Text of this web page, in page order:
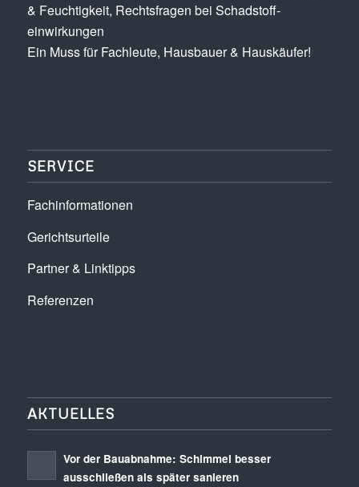
& Feuchtigkeit, Rechts­fragen bei Schadstoff­
einwirkungen
Ein Muss für Fachleute, Hausbauer & Hauskäufer!
SERVICE
Fachinformationen
Gerichtsurteile
Partner & Linktipps
Referenzen
AKTUELLES
Vor der Bauabnahme: Schimmel besser
ausschließen als später sanieren